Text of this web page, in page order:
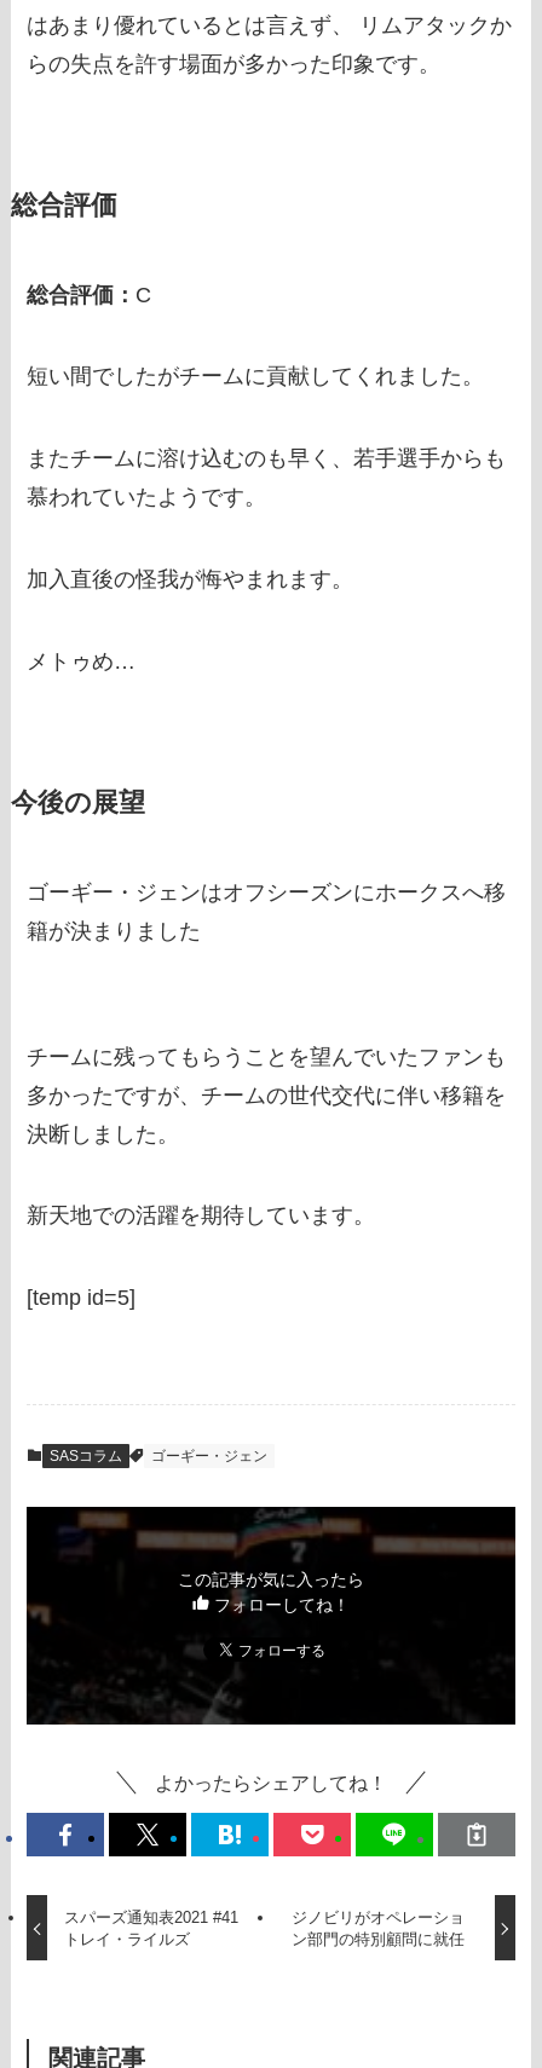
はあまり優れているとは言えず、 リムアタックか
らの失点を許す場面が多かった印象です。
総合評価
総合評価： C
短い間でしたがチームに貢献してくれました。
またチームに溶け込むのも早く、若手選手からも
慕われていたようです。
加入直後の怪我が悔やまれます。
メトゥめ…
今後の展望
ゴーギー・ジェンはオフシーズンにホークスへ移
籍が決まりました
チームに残ってもらうことを望んでいたファンも
多かったですが、チームの世代交代に伴い移籍を
決断しました。
新天地での活躍を期待しています。
[temp id=5]
SASコラム ゴーギー・ジェン
この記事が気に入ったら
フォローしてね！
よかったらシェアしてね！
スパーズ通知表2021 #41
トレイ・ライルズ
ジノビリがオペレーショ
ン部門の特別顧問に就任
関連記事